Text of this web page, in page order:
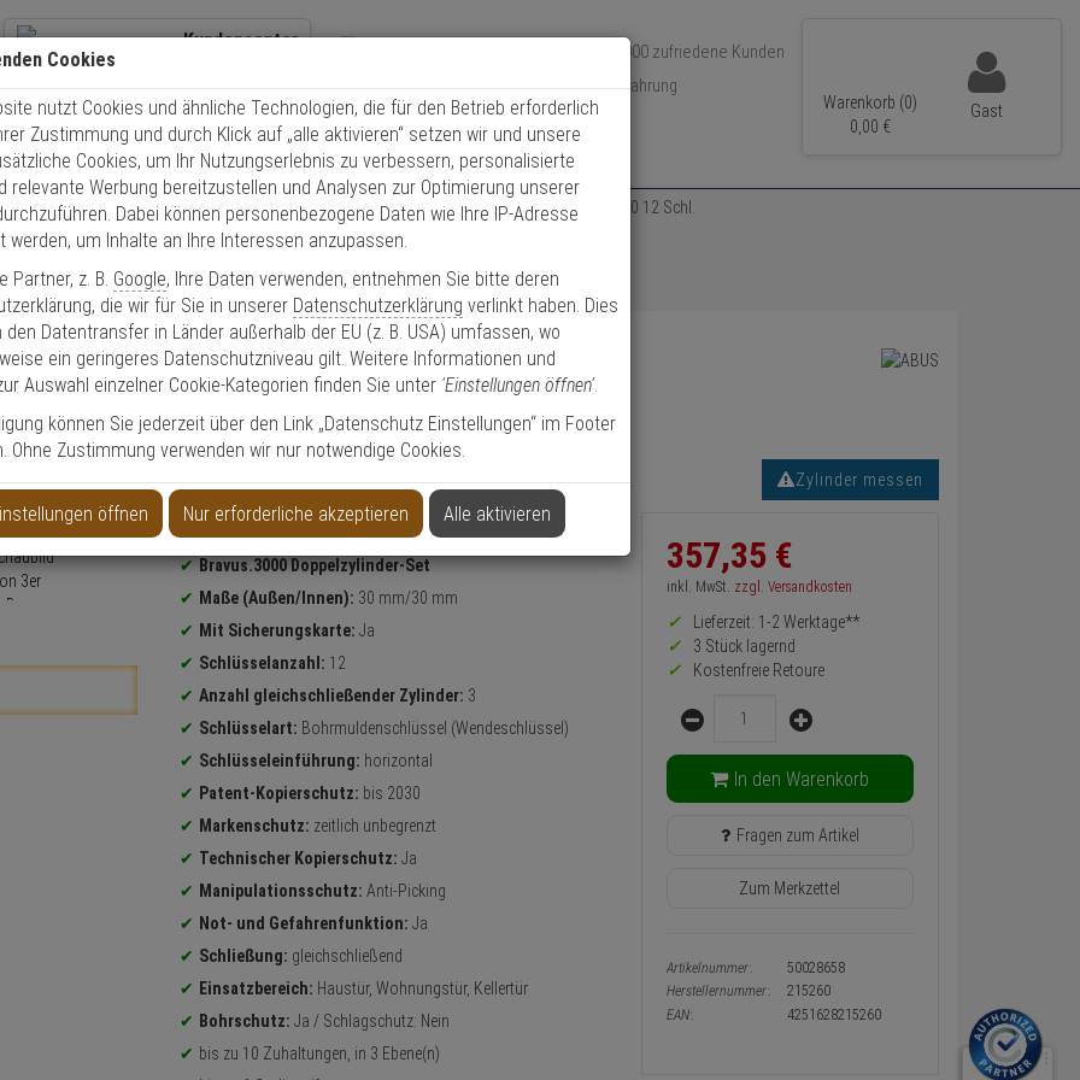
Kundencenter
Kontaktservice nutzen
Mo. - Do.: 8:00 - 16:30 Fr. 8:00 - 14:00 Uhr
Über 350.000 zufriedene Kunden
Über 15 Jahre Erfahrung
Schneller Versand
Warenkorb (0)
0, 00 €
Gast
Schließzylinder Schließzylinder Set 3er Abus Bravus 3000 Doppelzylinder 30/30 12 Schl.
30/30 12 Schl.
Zylinder messen
Produktinformationen
Bravus.3000 Doppelzylinder-Set
Maße (Außen/Innen): 30 mm/30 mm
Mit Sicherungskarte: Ja
Schlüsselanzahl: 12
Anzahl gleichschließender Zylinder: 3
Schlüsselart: Bohrmuldenschlüssel (Wendeschlüssel)
Schlüsseleinführung: horizontal
Patent-Kopierschutz: bis 2030
Markenschutz: zeitlich unbegrenzt
Technischer Kopierschutz: Ja
Manipulationsschutz: Anti-Picking
Not- und Gefahrenfunktion: Ja
Schließung: gleichschließend
Einsatzbereich: Haustür, Wohnungstür, Kellertür
Bohrschutz: Ja / Schlagschutz: Nein
bis zu 10 Zuhaltungen, in 3 Ebene(n)
Informationen
zurück
Preis,
und
Warenkorb-
oder
Button
357,35 €
inkl. MwSt. zzgl. Versandkosten
Lieferzeit: 1-2 Werktage**
3 Stück lagernd
Kostenfreie Retoure
Menge
In den Warenkorb
Fragen zum Artikel
Zum Merkzettel
Artikelnummer:
50028658
Herstellernummer:
215260
EAN:
4251628215260
Cookies
nutzt Cookies und ähnliche Technologien, die für den Betrieb erforderlich
Zustimmung und durch Klick auf „alle aktivieren“ setzen wir und unsere
Cookies, um Ihr Nutzungserlebnis zu verbessern, personalisierte
relevante Werbung bereitzustellen und Analysen zur Optimierung unserer
Dabei können personenbezogene Daten wie Ihre IP-Adresse
werden, um Inhalte an Ihre Interessen anzupassen.
Partner, z. B. Google, Ihre Daten verwenden, entnehmen Sie bitte deren
die wir für Sie in unserer Datenschutzerklärung verlinkt haben. Dies
den Datentransfer in Länder außerhalb der EU (z. B. USA) umfassen, wo
ein geringeres Datenschutzniveau gilt. Weitere Informationen und
Auswahl einzelner Cookie-Kategorien finden Sie unter 'Einstellungen öffnen'.
können Sie jederzeit über den Link „Datenschutz Einstellungen“ im Footer
Ohne Zustimmung verwenden wir nur notwendige Cookies.
öffnen Nur erforderliche akzeptieren Alle aktivieren